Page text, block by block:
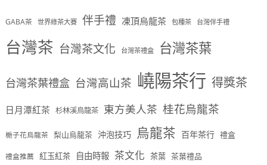
GABA茶 世界綠茶大賽 伴手禮 凍頂烏龍茶 包種茶 台灣伴手禮
台灣茶 台灣茶文化 台灣茶禮盒 台灣茶葉
台灣茶葉禮盒 台灣高山茶 嶢陽茶行 得獎茶
日月潭紅茶 杉林溪烏龍茶 東方美人茶 桂花烏龍茶
梔子花烏龍茶 梨山烏龍茶 沖泡技巧 烏龍茶 百年茶行 禮盒
禮盒推薦 紅玉紅茶 自由時報 茶文化 茶葉 茶葉禮品